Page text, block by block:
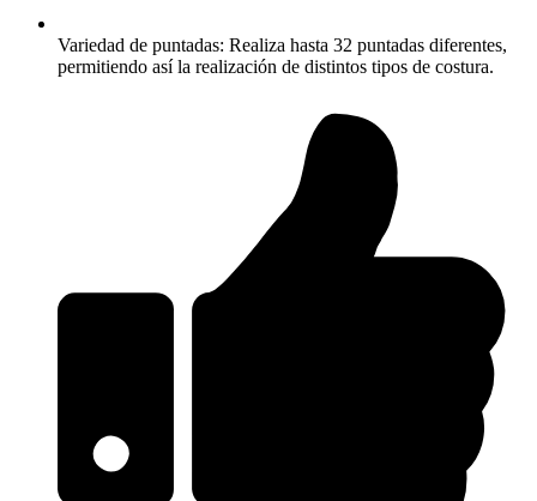
Variedad de puntadas: Realiza hasta 32 puntadas diferentes,
permitiendo así la realización de distintos tipos de costura.